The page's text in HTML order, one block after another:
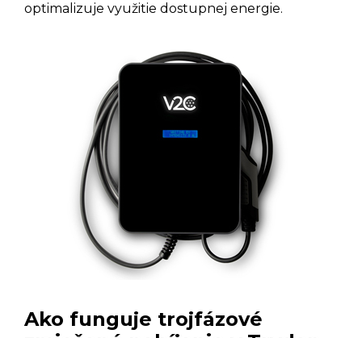
optimalizuje využitie dostupnej energie.
Ako funguje trojfázové